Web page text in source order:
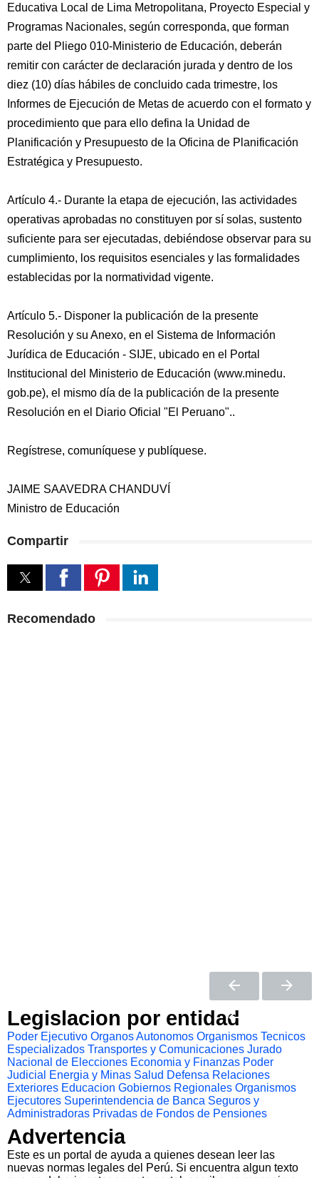
Educativa Local de Lima Metropolitana, Proyecto Especial y
Programas Nacionales, según corresponda, que forman
parte del Pliego 010-Ministerio de Educación, deberán
remitir con carácter de declaración jurada y dentro de los
diez (10) días hábiles de concluido cada trimestre, los
Informes de Ejecución de Metas de acuerdo con el formato y
procedimiento que para ello defina la Unidad de
Planificación y Presupuesto de la Oficina de Planificación
Estratégica y Presupuesto.
Artículo 4.- Durante la etapa de ejecución, las actividades
operativas aprobadas no constituyen por sí solas, sustento
suficiente para ser ejecutadas, debiéndose observar para su
cumplimiento, los requisitos esenciales y las formalidades
establecidas por la normatividad vigente.
Artículo 5.- Disponer la publicación de la presente
Resolución y su Anexo, en el Sistema de Información
Jurídica de Educación - SIJE, ubicado en el Portal
Institucional del Ministerio de Educación (www.minedu.
gob.pe), el mismo día de la publicación de la presente
Resolución en el Diario Oficial "El Peruano"..
Regístrese, comuníquese y publíquese.
JAIME SAAVEDRA CHANDUVÍ
Ministro de Educación
Compartir
Recomendado
Legislacion por entidad
Poder Ejecutivo Organos Autonomos Organismos Tecnicos
Especializados Transportes y Comunicaciones Jurado
Nacional de Elecciones Economia y Finanzas Poder
Judicial
Energia y Minas Salud Defensa Relaciones
Exteriores Educacion Gobiernos Regionales Organismos
Ejecutores Superintendencia de Banca Seguros y
Administradoras Privadas de Fondos de Pensiones
Advertencia
Este es un portal de ayuda a quienes desean leer las
nuevas normas legales del Perú. Si encuentra algun texto